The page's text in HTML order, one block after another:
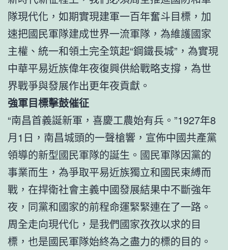
隊現代化，如期實現建軍一百年奮斗目標，加
速把國民軍隊建成世界一流軍隊，為維護國家
主權、統一和領土完全筑起“鋼鐵長城”，為實現
中華平易近族偉年夜復興供給戰略支撐，為世
界戰爭與發展作出更年夜貢獻。
強軍目標擊鼓催征
“南昌首義誕新軍，喜慶工農始有兵。”1927年8
月1日，南昌城頭的一聲槍響，宣佈中國共產黨
領導的新型國民軍隊的誕生。國民軍隊因黨的
事業而生，為爭取平易近族獨立和國民束縛而
戰，在捍衛社會主義中國發展結果中不斷強年
夜，同黨和國家的前程命運緊緊連在了一路。
周全走向現代化，是我們國家孜孜以求的目
標，也是國民軍隊始終為之盡力的標的目的。